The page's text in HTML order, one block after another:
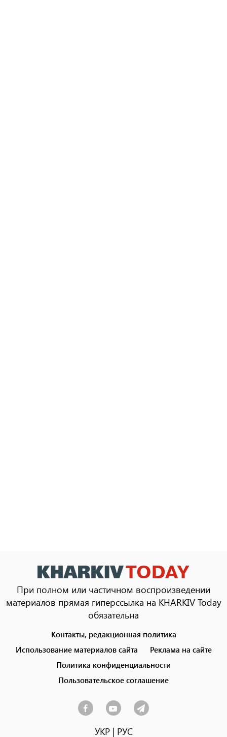
При полном или частичном воспроизведении
материалов прямая гиперссылка на KHARKIV Today
обязательна
menu
Контакты, редакционная политика
Использование материалов сайта
Реклама на сайте
Политика конфиденциальности
Пользовательское соглашение
УКР| РУС